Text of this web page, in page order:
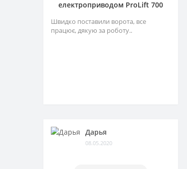
електроприводом ProLift 700
Швидко поставили ворота, все
працює, дякую за роботу..
Дарья
08.05.2020